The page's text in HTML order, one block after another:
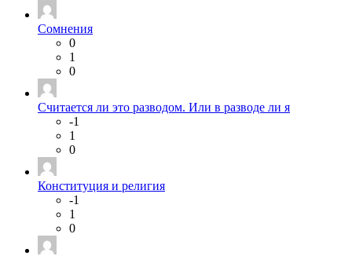
Сомнения
0
1
0
Считается ли это разводом. Или в разводе ли я
-1
1
0
Конституция и религия
-1
1
0